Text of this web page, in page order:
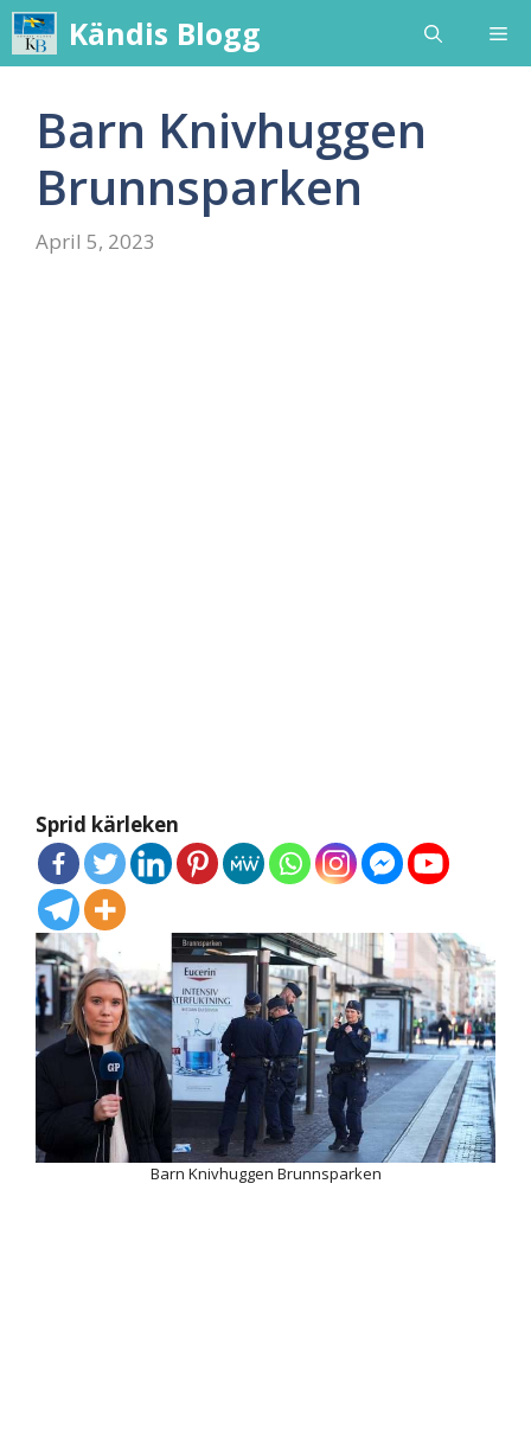
Skip
to
content
Kändis Blogg
Barn Knivhuggen
Brunnsparken
April 5, 2023
Sprid kärleken
Barn Knivhuggen Brunnsparken